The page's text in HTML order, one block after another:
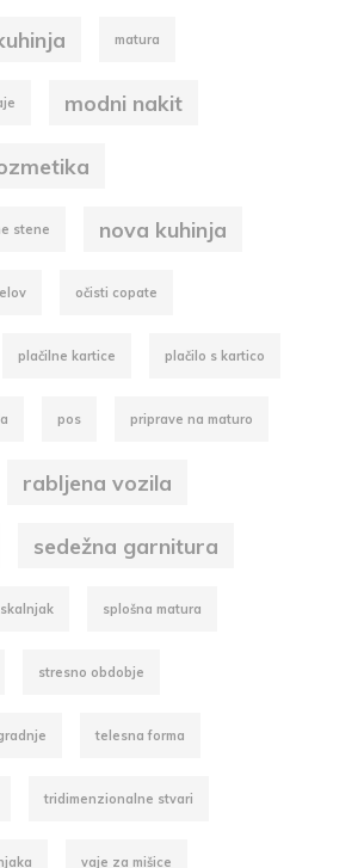
matura
modni nakit
stene nova kuhinja
očisti copate
plačilne kartice plačilo s kartico
pos priprave na maturo
rabljena vozila
sedežna garnitura
skalnjak splošna matura
stresno obdobje
telesna forma
tridimenzionalne stvari
vaje za mišice